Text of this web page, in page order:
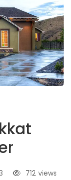
views
712